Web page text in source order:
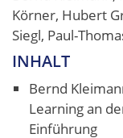
Körner, Hubert
Siegl, Paul-
INHALT
Bernd
Learning an
Einführung